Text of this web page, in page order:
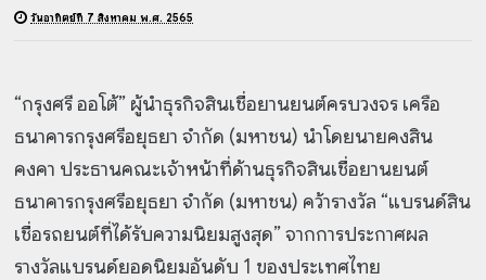
วันอาทิตย์ที่ 7 สิงหาคม พ.ศ. 2565
“กรุงศรี ออโต้” ผู้นำธุรกิจสินเชื่อยานยนต์ครบวงจร เครือ
ธนาคารกรุงศรีอยุธยา จำกัด (มหาชน) นำโดยนายคงสิน
คงคา ประธานคณะเจ้าหน้าที่ด้านธุรกิจสินเชื่อยานยนต์
ธนาคารกรุงศรีอยุธยา จำกัด (มหาชน) คว้ารางวัล “แบรนด์สิน
เชื่อรถยนต์ที่ได้รับความนิยมสูงสุด” จากการประกาศผล
รางวัลแบรนด์ยอดนิยมอันดับ 1 ของประเทศไทย